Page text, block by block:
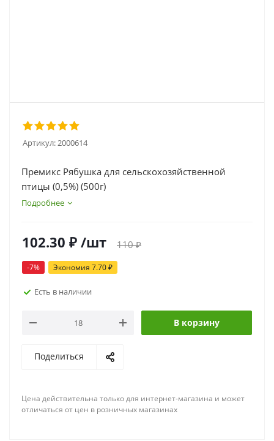
Артикул:2000614
Премикс Рябушка для сельскохозяйственной
птицы (0,5%) (500г)
Подробнее
102.30 ₽ /шт 110₽
-7% Экономия 7.70₽
Есть в наличии
В корзину
Поделиться
Цена действительна только для интернет-магазина и может
отличаться от цен в розничных магазинах